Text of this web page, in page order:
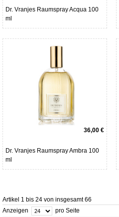
Dr. Vranjes Raumspray Acqua 100
ml
36,00 €
Dr. Vranjes Raumspray Ambra 100
ml
Artikel 1 bis 24 von insgesamt 66
Anzeigen
pro Seite